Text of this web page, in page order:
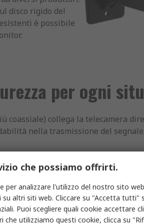
disco rigido del
è possibile
per ogni
coassiale) collega la telecamera
nella trasmissione del
possono essere posizionate
consente inoltre di monitorare
appositamente per uso esterno
che possiamo offrirti.
per analizzare l'utilizzo del nostro sito
su altri siti web. Cliccare su "Accetta tutti"
Puoi scegliere quali cookie accettare
che utilizziamo questi cookie, clicca su